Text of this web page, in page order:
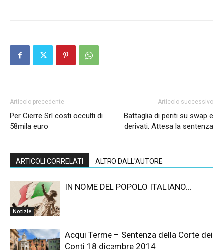
Articolo precedente
Per Cierre Srl costi occulti di
58mila euro
Articolo successivo
Battaglia di periti su swap e
derivati. Attesa la sentenza
ARTICOLI CORRELATI ALTRO DALL'AUTORE
Notizie
IN NOME DEL POPOLO ITALIANO…
Acqui Terme – Sentenza della Corte dei
Conti 18 dicembre 2014